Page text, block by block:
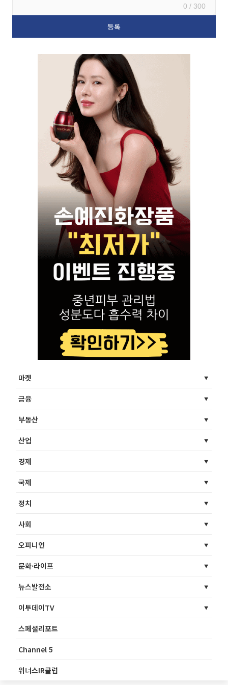
0 / 300
마켓
금융
부동산
산업
경제
국제
정치
사회
오피니언
문화·라이프
뉴스발전소
이투데이TV
스페셜리포트
Channel 5
위너스IR클럽